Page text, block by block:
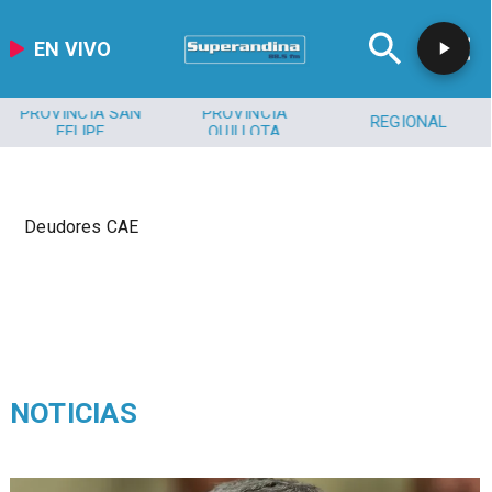
EN VIVO
PROVINCIA SAN
FELIPE
PROVINCIA
QUILLOTA
REGIONAL
Deudores CAE
NOTICIAS